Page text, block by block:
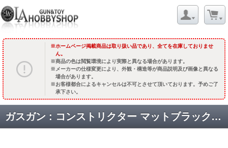
ホームページ掲載商品は取り扱い品であり、全てを在庫しておりませ
ん。
商品の色は閲覧環境により実際と異なる場合があります。
メーカーの仕様変更により、外観・構造等が商品説明及び画像と異なる
場合があります。
お客様都合によるキャンセルは不可とさせて頂いております。予めご了
承下さい。
ガスガン : コンストリクター マットブラックABS【木製グリップ】 [品切中.再生産待ち]